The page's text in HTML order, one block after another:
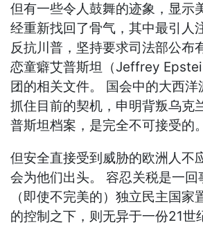
但有一些令人鼓舞的迹象，显示
经重新找回了骨气，其中最引人
反抗川普，坚持要求司法部公布
恋童癖艾普斯坦（Jeffrey
团的相关文件。 国会中的大西洋
抓住目前的契机，申明背叛乌克
普斯坦档案，是完全不可接受的。
但安全直接受到威胁的欧洲人不
会为他们出头。 容忍关税是一回
（即使不完美的）独立民主国家
的控制之下，则无异于一份21世